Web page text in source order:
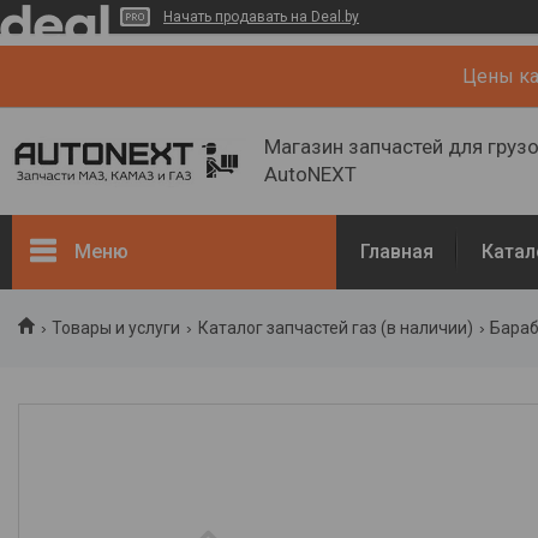
Начать продавать на Deal.by
Цены
Магазин запчастей для
AutoNEXT
Меню Главная
Товары и услуги Каталог запчастей газ (в наличии)